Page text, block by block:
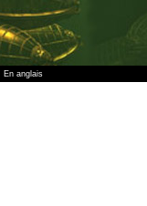
En anglais